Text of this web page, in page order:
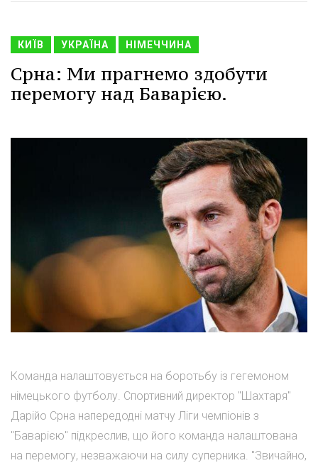
КИЇВ УКРАЇНА НІМЕЧЧИНА
Срна: Ми прагнемо здобути
перемогу над Баварією.
Команда налаштовується на боротьбу із гегемоном
німецького футболу. Спортивний директор "Шахтаря"
Дарійо Срна напередодні матчу Ліги чемпіонів з
"Баварією" підкреслив, що його команда налаштована
на перемогу, незважаючи на силу суперника. "Звичайно,